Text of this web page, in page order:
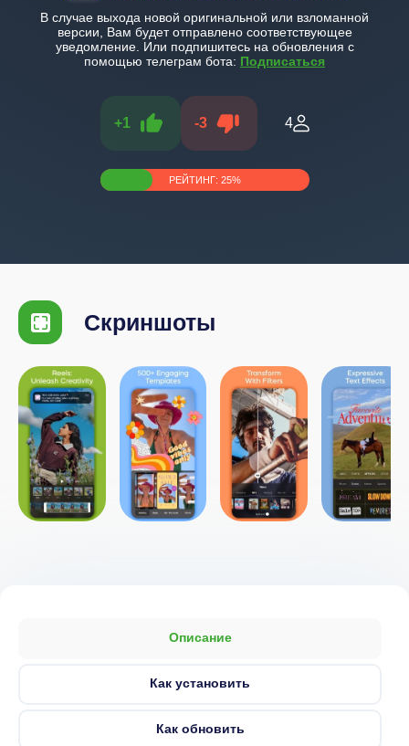
В случае выхода новой оригинальной или взломанной
версии, Вам будет отправлено соответствующее
уведомление. Или подпишитесь на обновления с
помощью телеграм бота: Подписаться
+1 -3 4
РЕЙТИНГ: 25%
Скриншоты
Описание
Как установить
Как обновить